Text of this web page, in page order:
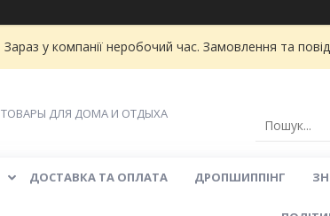
Зараз у компанії неробочий час. Замовлення та
ТОВАРЫ ДЛЯ ДОМА И ОТДЫХА
ДОСТАВКА ТА ОПЛАТА ДРОПШИППІНГ